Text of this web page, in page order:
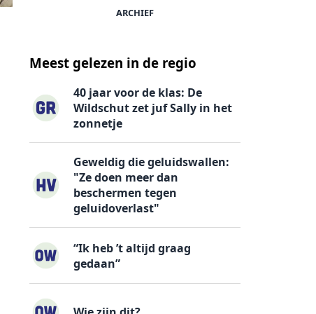
ARCHIEF
Meest gelezen in de regio
40 jaar voor de klas: De
Wildschut zet juf Sally in het
zonnetje
Geweldig die geluidswallen:
"Ze doen meer dan
beschermen tegen
geluidoverlast"
“Ik heb ’t altijd graag
gedaan”